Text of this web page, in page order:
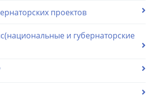
проектов
и губернаторские